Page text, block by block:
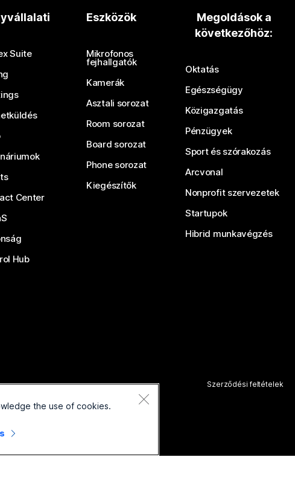
Suite
Center
Hub
Eszközök
Mikrofonos
fejhallgatók
Kamerák
Asztali sorozat
Room sorozat
Board sorozat
Phone sorozat
Kiegészítők
Megoldások a
következőhöz:
Oktatás
Egészségügy
Közigazgatás
Pénzügyek
Sport és szórakozás
Arcvonal
Nonprofit szervezetek
Startupok
Hibrid munkavégzés
fenntartva.
Szerződési feltételek
the use of cookies.